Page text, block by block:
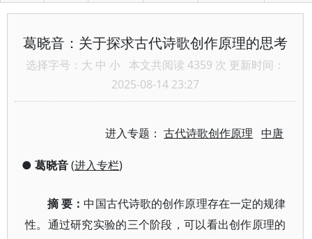
葛晓音：关于探求古代诗歌创作原理的思考
选择字号： 大 中 小 本文共阅读 4359 次 更新时间：
2025-08-14 23:27
进入专题：古代诗歌创作原理 中唐
● 葛晓音(进入专栏)
摘 要：中国古代诗歌的创作原理存在一定的规律
性。通过研究实验的三个阶段，可以看出创作原理的